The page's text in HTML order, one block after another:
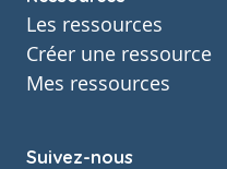
Français
Année
Secondaire – Troisième
Tags
journal, JT
Les ressources
Créer une ressource
Mes ressources
Suivez-nous